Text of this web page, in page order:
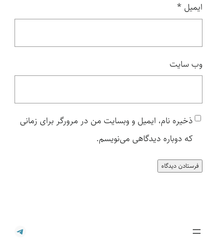
ایمیل *
وب‌ سایت
ذخیره نام، ایمیل و وبسایت من در مرورگر برای زمانی
که دوباره دیدگاهی می‌نویسم.
تلگرام